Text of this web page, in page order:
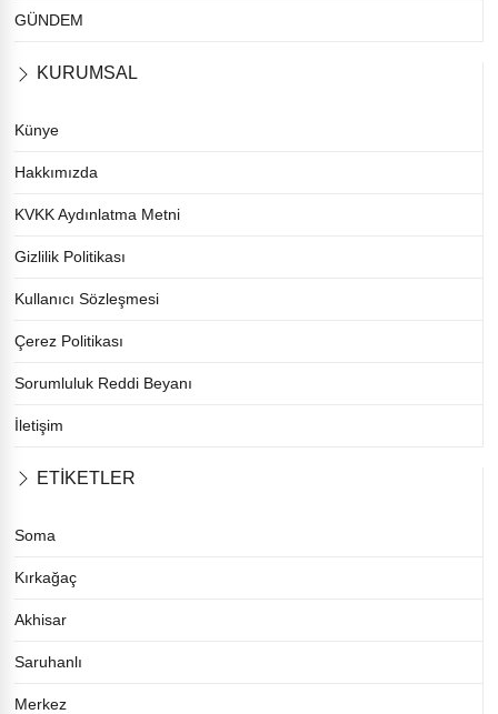
GÜNDEM
KURUMSAL
Künye
Hakkımızda
KVKK Aydınlatma Metni
Gizlilik Politikası
Kullanıcı Sözleşmesi
Çerez Politikası
Sorumluluk Reddi Beyanı
İletişim
ETİKETLER
Soma
Kırkağaç
Akhisar
Saruhanlı
Merkez